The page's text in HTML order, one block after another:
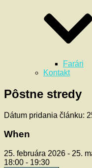
Farári
Kontakt
Pôstne stredy
Dátum pridania článku:
When
25. februára 2026 - 25.
18:00 - 19:30